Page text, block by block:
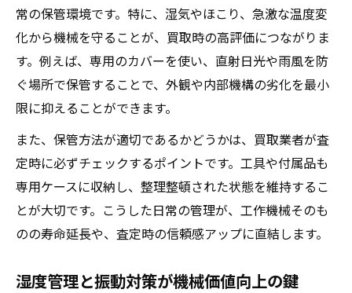
常の保管環境です。特に、湿気やほこり、急激な温度変
化から機械を守ることが、買取時の高評価につながりま
す。例えば、専用のカバーを使い、直射日光や雨風を防
ぐ場所で保管することで、外観や内部機構の劣化を最小
限に抑えることができます。
また、保管方法が適切であるかどうかは、買取業者が査
定時に必ずチェックするポイントです。工具や付属品も
専用ケースに収納し、整理整頓された状態を維持するこ
とが大切です。こうした日常の管理が、工作機械そのも
のの寿命延長や、査定時の信頼感アップに直結します。
湿度管理と振動対策が機械価値向上の鍵